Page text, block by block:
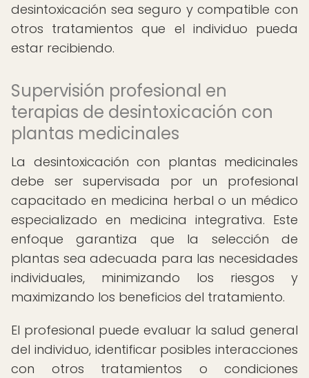
desintoxicación sea seguro y compatible con
otros tratamientos que el individuo pueda
estar recibiendo.
Supervisión profesional en
terapias de desintoxicación con
plantas medicinales
La desintoxicación con plantas medicinales
debe ser supervisada por un profesional
capacitado en medicina herbal o un médico
especializado en medicina integrativa. Este
enfoque garantiza que la selección de
plantas sea adecuada para las necesidades
individuales, minimizando los riesgos y
maximizando los beneficios del tratamiento.
El profesional puede evaluar la salud general
del individuo, identificar posibles interacciones
con otros tratamientos o condiciones